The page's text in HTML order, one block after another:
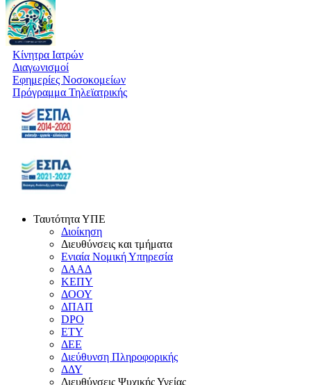
Κίνητρα Ιατρών
Διαγωνισμοί
Εφημερίες Νοσοκομείων
Πρόγραμμα Τηλεϊατρικής
Ταυτότητα ΥΠΕ
Διοίκηση
Διευθύνσεις και τμήματα
Ενιαία Νομική Υπηρεσία
ΔΑΑΔ
ΚΕΠΥ
ΔΟΟΥ
ΔΠΑΠ
DPO
ΕΤΥ
ΔΕΕ
Διεύθυνση Πληροφορικής
ΔΔΥ
Διευθύνσεις Ψυχικής Υγείας